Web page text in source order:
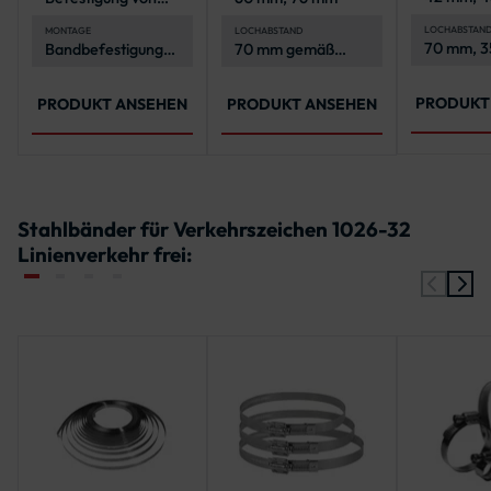
an Rohrpfosten
MONTAGE
Bandbefestigung
PRODUKT ANSEHEN
LOCHABSTAND
70 mm gemäß
PRODUKT ANSEHEN
mm
70 mm,
Stahlbänder für Verkehrszeichen 1026-32
Linienverkehr frei: